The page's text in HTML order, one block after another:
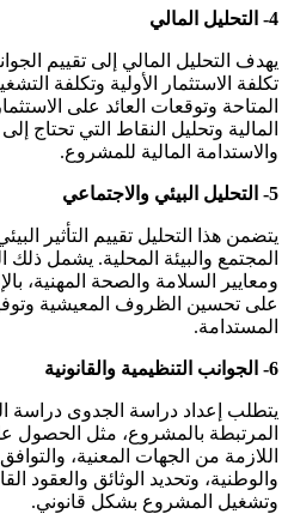
يهدف التحليل المالي إلى تقييم
تكلفة الاستثمار الأولية وتكلفة
المتاحة وتوقعات العائد على
المالية وتحليل النقاط التي تحتاج
والاستدامة المالية للمشروع.
يتضمن هذا التحليل تقييم التأثير
المجتمع والبيئة المحلية. يشمل ذلك
ومعايير السلامة والصحة المهنية،
على تحسين الظروف المعيشية
المستدامة.
يتطلب إعداد دراسة الجدوى دراسة
المرتبطة بالمشروع، مثل الحصول
اللازمة من الجهات المعنية، والتوافق
والوطنية، وتحديد الوثائق والعقود
وتشغيل المشروع بشكل قانوني.